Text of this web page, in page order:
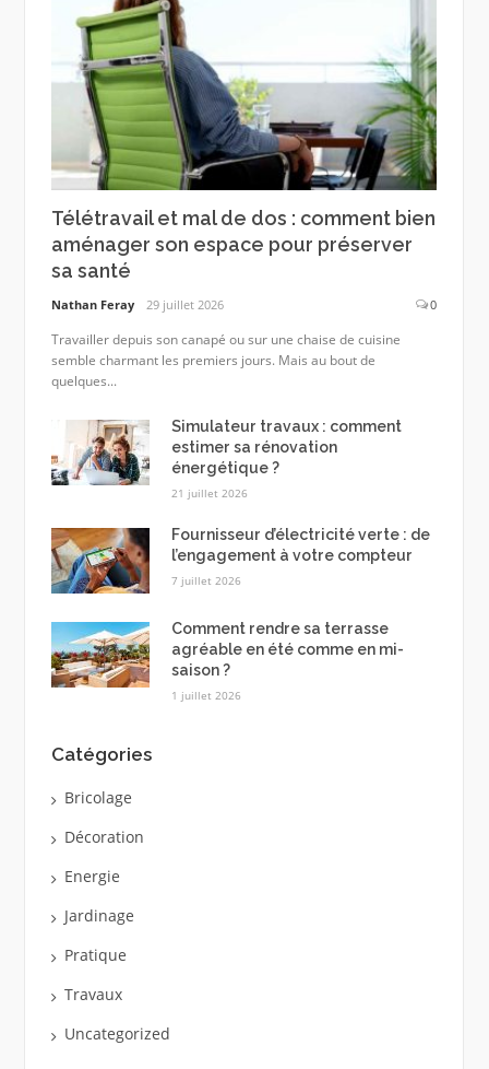
Télétravail et mal de dos : comment bien
aménager son espace pour préserver
sa santé
Nathan Feray 29 juillet 2026 0
Travailler depuis son canapé ou sur une chaise de cuisine
semble charmant les premiers jours. Mais au bout de
quelques...
Simulateur travaux : comment
estimer sa rénovation
énergétique ?
21 juillet 2026
Fournisseur d’électricité verte : de
l’engagement à votre compteur
7 juillet 2026
Comment rendre sa terrasse
agréable en été comme en mi-
saison ?
1 juillet 2026
Catégories
Bricolage
Décoration
Energie
Jardinage
Pratique
Travaux
Uncategorized